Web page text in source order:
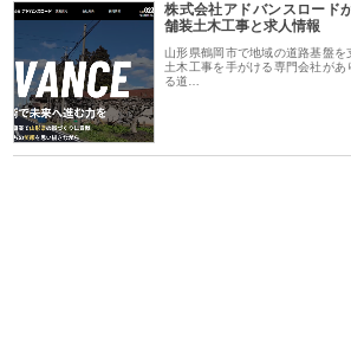
株式会社アドバンスロード
舗装土木工事と求人情報
山形県鶴岡市で地域の道路基盤
土木工事を手がける専門会社があ
る道…